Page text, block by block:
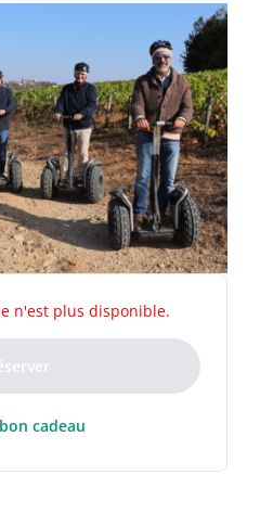
n'est plus disponible.
bon cadeau